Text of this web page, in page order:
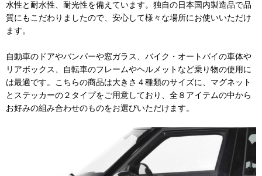
水性と耐水性、耐光性を備えています。独自の日本国内製造品で品
質にもこだわりましたので、安心して様々な場所にお使いいただけ
ます。
自動車のドアやバンパーや窓ガラス、バイク・オートバイの車体や
リアボックス、自転車のフレームやヘルメットなど乗り物の使用に
は最適です。こちらの商品は大きさ４種類のサイズに、マグネット
とステッカーの２タイプをご用意しており、全８アイテムの中から
お好みの組み合わせのものをお選びいただけます。